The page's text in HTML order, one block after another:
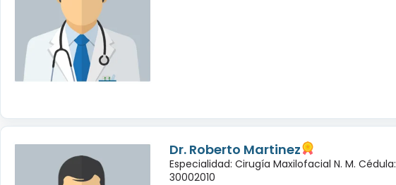
Dr. Roberto Martinez
Especialidad: Cirugía Maxilofacial N. M. Cédula:
30002010